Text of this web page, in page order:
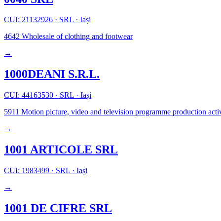
CUI: 21132926 · SRL · Iași
4642 Wholesale of clothing and footwear
→
1000DEANI S.R.L.
CUI: 44163530 · SRL · Iași
5911 Motion picture, video and television programme production
→
1001 ARTICOLE SRL
CUI: 1983499 · SRL · Iași
→
1001 DE CIFRE SRL